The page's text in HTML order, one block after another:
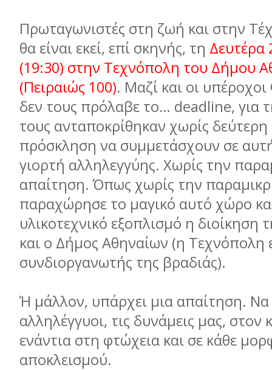
Πρωταγωνιστές στη ζωή και στην
θα είναι εκεί, επί σκηνής, τη Δευτέρα
(19:30) στην Τεχνόπολη του Δήμου
(Πειραιώς 100). Μαζί και οι υπέροχοι
δεν τους πρόλαβε το… deadline, για
τους ανταποκρίθηκαν χωρίς
πρόσκληση να συμμετάσχουν σε
γιορτή αλληλεγγύης. Χωρίς την
απαίτηση. Όπως χωρίς την
παραχώρησε το μαγικό αυτό χώρο
υλικοτεχνικό εξοπλισμό η διοίκηση
και ο Δήμος Αθηναίων (η Τεχνόπολη
συνδιοργανωτής της βραδιάς).
Ή μάλλον, υπάρχει μια απαίτηση.
αλληλέγγυοι, τις δυνάμεις μας,
ενάντια στη φτώχεια και σε κάθε
αποκλεισμού.